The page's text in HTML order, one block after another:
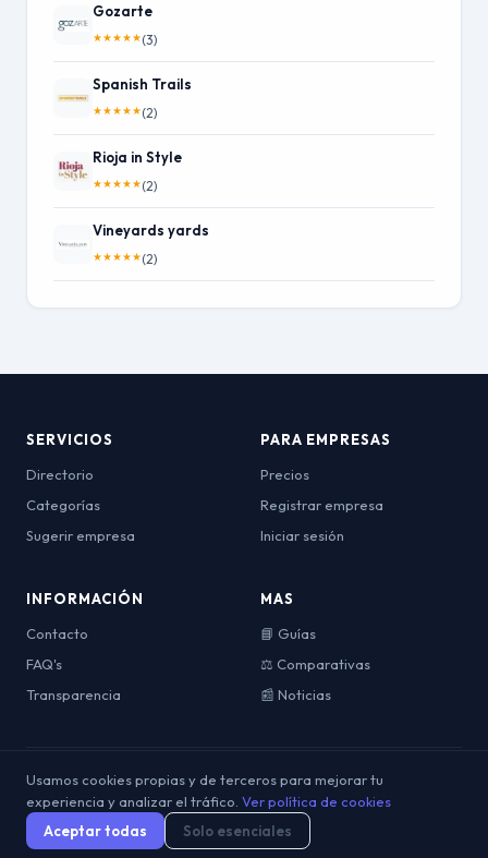
Gozarte
★★★★★(3)
Spanish Trails
★★★★★(2)
Rioja in Style
★★★★★(2)
Vineyards yards
★★★★★(2)
SERVICIOS
Directorio
Categorías
Sugerir empresa
PARA EMPRESAS
Precios
Registrar empresa
Iniciar sesión
INFORMACIÓN
Contacto
FAQ's
Transparencia
MAS
📘 Guías
⚖️ Comparativas
📰 Noticias
© 2026 OpinionesDeViajes. Todos los derechos reservados.
Aviso
Legal
Política de
Privacidad
Política de
Cookies
Términos y
Usamos cookies propias y de terceros para mejorar tu
experiencia y analizar el tráfico. Ver política de cookies
Aceptar todas
Solo esenciales